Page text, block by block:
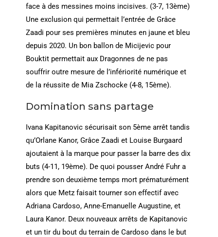
face à des messines moins incisives. (3-7, 13ème)
Une exclusion qui permettait l’entrée de Grâce
Zaadi pour ses premières minutes en jaune et bleu
depuis 2020. Un bon ballon de Micijevic pour
Bouktit permettait aux Dragonnes de ne pas
souffrir outre mesure de l’infériorité numérique et
de la réussite de Mia Zschocke (4-8, 15ème).
Domination sans partage
Ivana Kapitanovic sécurisait son 5ème arrêt tandis
qu’Orlane Kanor, Grâce Zaadi et Louise Burgaard
ajoutaient à la marque pour passer la barre des dix
buts (4-11, 19ème). De quoi pousser André Fuhr a
prendre son deuxième temps mort prématurément
alors que Metz faisait tourner son effectif avec
Adriana Cardoso, Anne-Emanuelle Augustine, et
Laura Kanor. Deux nouveaux arrêts de Kapitanovic
et un tir du bout du terrain de Cardoso dans le but